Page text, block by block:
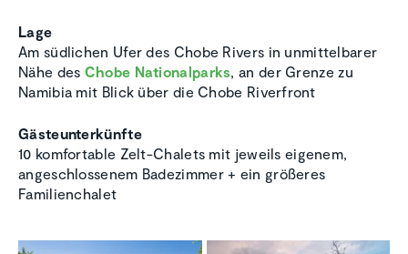
Lage
Am südlichen Ufer des Chobe Rivers in unmittelbarer
Nähe des Chobe Nationalparks, an der Grenze zu
Namibia mit Blick über die Chobe Riverfront
Gästeunterkünfte
10 komfortable Zelt-Chalets mit jeweils eigenem,
angeschlossenem Badezimmer + ein größeres
Familienchalet